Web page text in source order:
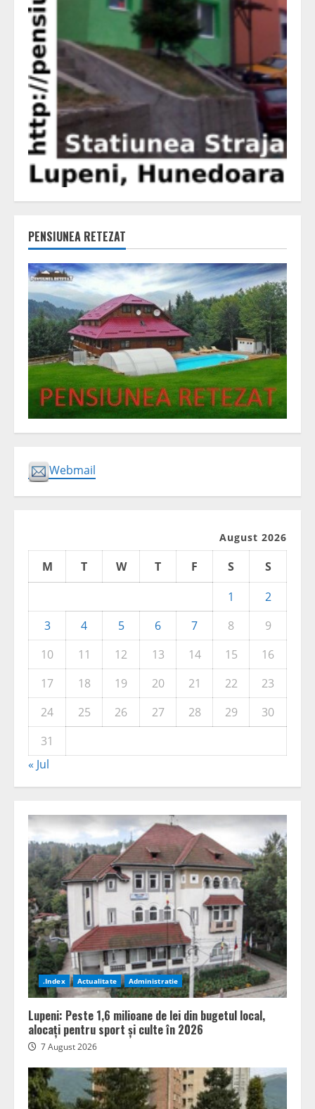
PENSIUNEA RETEZAT
Webmail
August 2026
M T W T F S
S
1
2
3
4 5 6 7 8
9
10
11 12 13 14 15
16
17
18 19 20 21 22
23
24
25 26 27 28 29
30
31
« Jul
.Index Actualitate Administratie
Lupeni: Peste 1,6 milioane de lei din bugetul local,
alocați pentru sport și culte în 2026
7 August 2026